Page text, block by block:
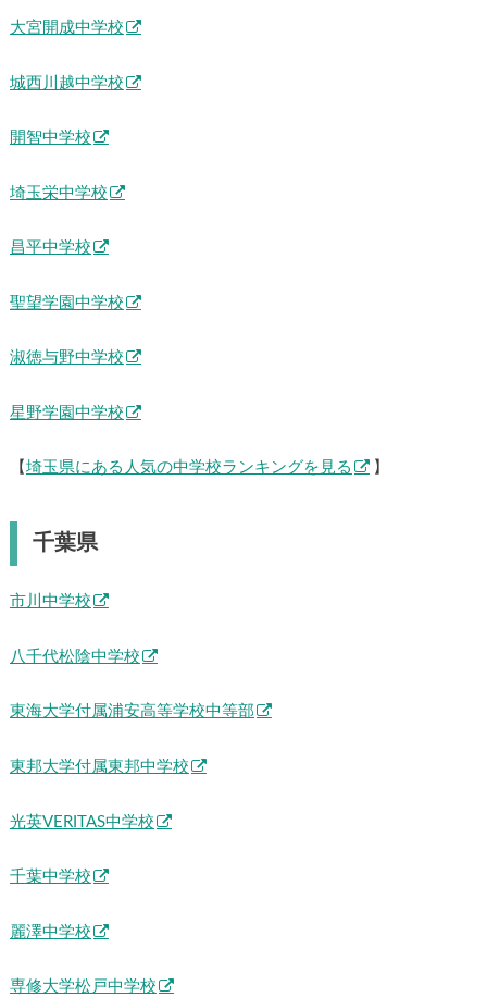
大宮開成中学校
城西川越中学校
開智中学校
埼玉栄中学校
昌平中学校
聖望学園中学校
淑徳与野中学校
星野学園中学校
【 埼玉県にある人気の中学校ランキングを見る 】
千葉県
市川中学校
八千代松陰中学校
東海大学付属浦安高等学校中等部
東邦大学付属東邦中学校
光英VERITAS中学校
千葉中学校
麗澤中学校
専修大学松戸中学校